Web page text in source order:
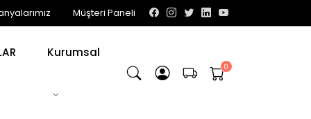
Müşteri Paneli
Kurumsal